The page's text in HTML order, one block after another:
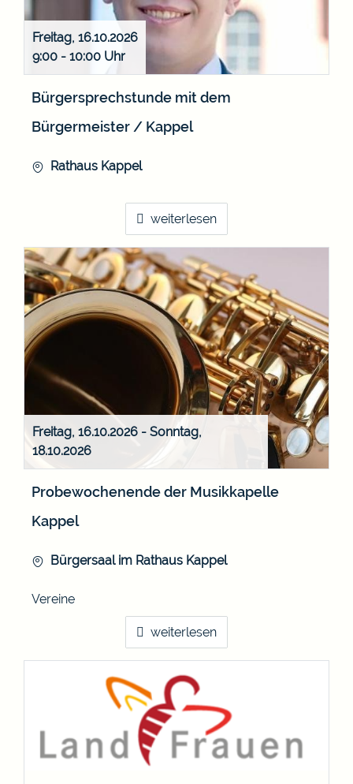
Freitag, 16.10.2026
9:00 - 10:00
Bürgersprechstunde mit dem
Bürgermeister / Kappel
Rathaus Kappel
weiterlesen
Freitag, 16.10.2026 - Sonntag,
18.10.2026
Probewochenende der Musikkapelle
Kappel
Bürgersaal im Rathaus Kappel
Vereine
weiterlesen